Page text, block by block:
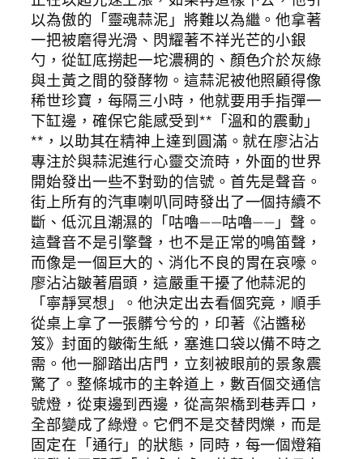
以為傲的「靈魂蒜泥」將難以為繼。他拿著
一把被磨得光滑、閃耀著不祥光芒的小銀
勺，從缸底撈起一坨濃稠的、顏色介於灰綠
與土黃之間的發酵物。這蒜泥被他照顧得像
稀世珍寶，每隔三小時，他就要用手指彈一
下缸邊，確保它能感受到**「溫和的震動」
**，以助其在精神上達到圓滿。就在廖沾沾
專注於與蒜泥進行心靈交流時，外面的世界
開始發出一些不對勁的信號。首先是聲音。
街上所有的汽車喇叭同時發出了一個持續不
斷、低沉且潮濕的「咕嚕——咕嚕——」聲。
這聲音不是引擎聲，也不是正常的鳴笛聲，
而像是一個巨大的、消化不良的胃在哀嚎。
廖沾沾皺著眉頭，這嚴重干擾了他蒜泥的
「寧靜冥想」。他決定出去看個究竟，順手
從桌上拿了一張髒兮兮的，印著《沾醬秘
笈》封面的皺衛生紙，塞進口袋以備不時之
需。他一腳踏出店門，立刻被眼前的景象震
驚了。整條城市的主幹道上，數百個交通信
號燈，從東邊到西邊，從高架橋到巷弄口，
全部變成了綠燈。它們不是交替閃爍，而是
固定在「通行」的狀態，同時，每一個燈箱